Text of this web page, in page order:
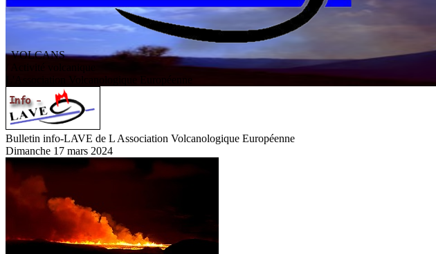
VOLCANS
olcanologique
Bulletin info-LAVE de L Association Volcanologique Européenne
Dimanche 17 mars 2024